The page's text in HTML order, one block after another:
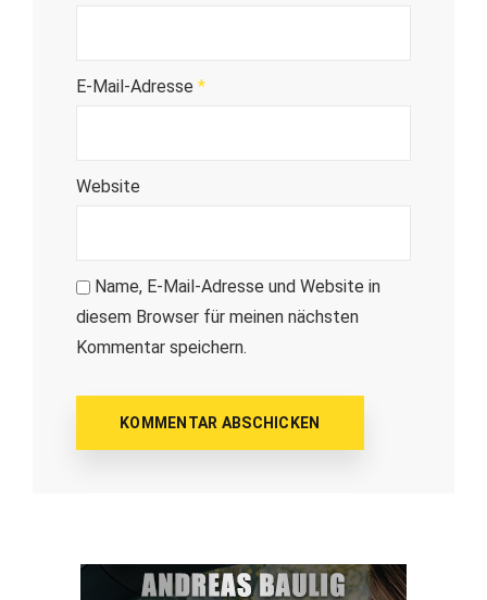
E-Mail-Adresse *
Website
Name, E-Mail-Adresse und Website in
diesem Browser für meinen nächsten
Kommentar speichern.